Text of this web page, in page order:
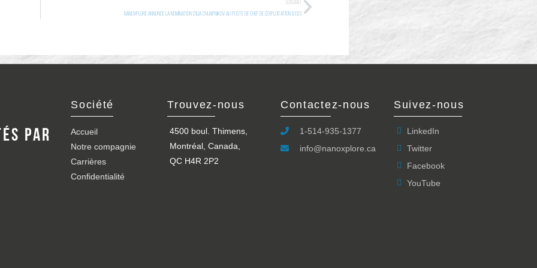
SUIVANT
NANOXPLORE ANNONCE LA NOMINATION D’ILIA CHLIAPNIKOV AU POSTE DE CHEF DE L’EXPLOITATION (COO)
PAR
Société
Accueil
Notre compagnie
Carrières
Confidentialité
Trouvez-nous
4500 boul. Thimens,
Montréal, Canada,
QC H4R 2P2
Contactez-nous
1-514-935-1377
info@nanoxplore.ca
Suivez-nous
LinkedIn
Twitter
Facebook
YouTube
PAR
Société
Accueil
Notre compagnie
Carrières
Confidentialité
Trouvez-nous
4500 boul. Thimens,
Montréal, Canada,
QC H4R 2P2
Contactez-nous
1-514-935-1377
info@nanoxplore.ca
Suivez-nous
LinkedIn
Twitter
Facebook
YouTube